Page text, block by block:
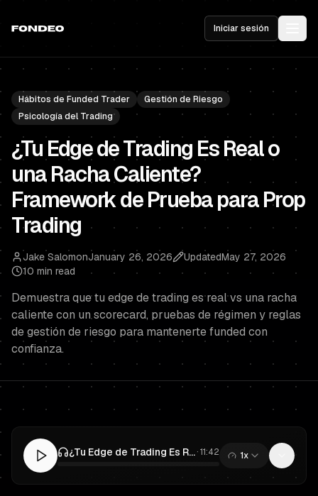
Iniciar sesión
Hábitos de Funded Trader
Gestión de Riesgo
Psicología del Trading
¿Tu Edge de Trading Es Real o
una Racha Caliente?
Framework de Prueba para Prop
Trading
Jake SalomonJanuary 26, 2026 UpdatedMay 27, 2026
10 min read
Demuestra que tu edge de trading es real vs una racha
caliente con un scorecard, pruebas de régimen y reglas
de gestión de riesgo para mantenerte funded con
confianza.
¿Tu Edge de Trading Es Real o una Racha Caliente? Framework de Prueba para Prop Trading·11:42 1x